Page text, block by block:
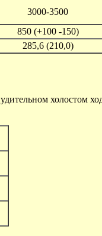
3000-3500
850 (+100 -150)
285,6 (210,0)
холостом